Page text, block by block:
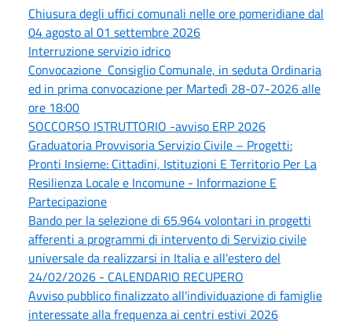
Chiusura degli uffici comunali nelle ore pomeridiane dal
04 agosto al 01 settembre 2026
Interruzione servizio idrico
Convocazione Consiglio Comunale, in seduta Ordinaria
ed in prima convocazione per Martedì 28-07-2026 alle
ore 18:00
SOCCORSO ISTRUTTORIO -avviso ERP 2026
Graduatoria Provvisoria Servizio Civile – Progetti:
Pronti Insieme: Cittadini, Istituzioni E Territorio Per La
Resilienza Locale e Incomune - Informazione E
Partecipazione
Bando per la selezione di 65.964 volontari in progetti
afferenti a programmi di intervento di Servizio civile
universale da realizzarsi in Italia e all'estero del
24/02/2026 - CALENDARIO RECUPERO
Avviso pubblico finalizzato all'individuazione di famiglie
interessate alla frequenza ai centri estivi 2026